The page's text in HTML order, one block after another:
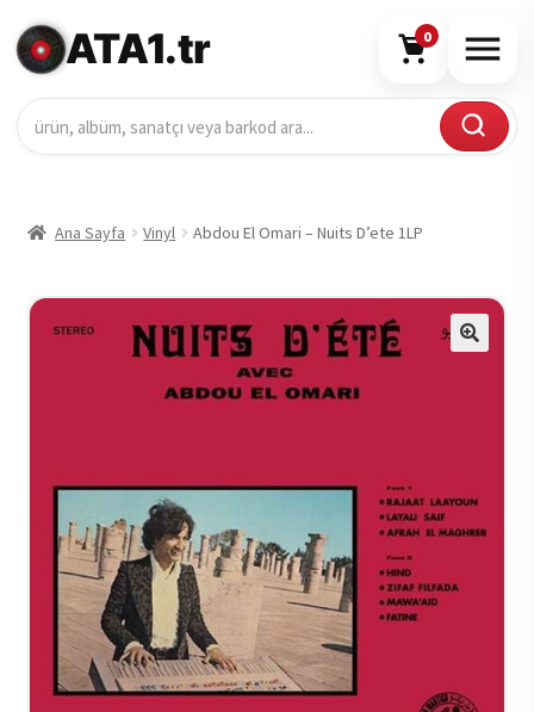
ATA1.tr 0
Ana Sayfa Vinyl Abdou El Omari – Nuits D’ete 1LP